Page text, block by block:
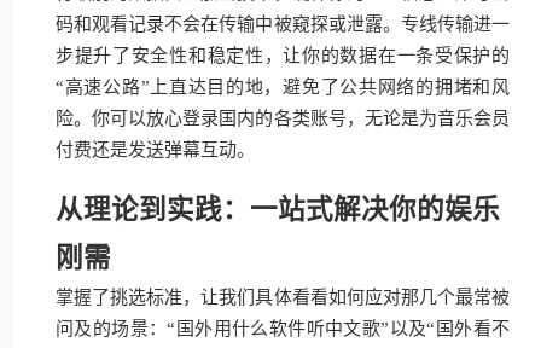
码和观看记录不会在传输中被窥探或泄露。专线传输进一
步提升了安全性和稳定性，让你的数据在一条受保护的
“高速公路”上直达目的地，避免了公共网络的拥堵和风
险。你可以放心登录国内的各类账号，无论是为音乐会员
付费还是发送弹幕互动。
从理论到实践：一站式解决你的娱乐
刚需
掌握了挑选标准，让我们具体看看如何应对那几个最常被
问及的场景：“国外用什么软件听中文歌”以及“国外看不